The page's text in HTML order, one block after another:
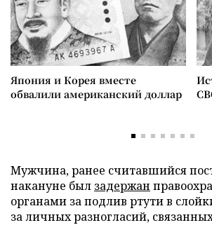
Япония и Корея вместе
обвалили американский доллар
Мужчина, ранее считавшийся
накануне был задержан
органами за подлив ртути в
за личных разногласий,